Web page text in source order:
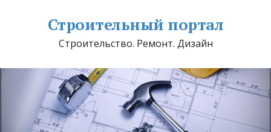
Строительный портал
Строительство. Ремонт. Дизайн